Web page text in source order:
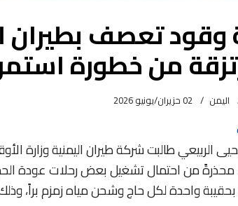
وقود تعصف بطيران
من خطورة
اليمن 02 حزيران/يونيو 2026
الربيعي طالبت شركة طيران اليمنية وزارة
بحقيبة واحدة لكل حاج وشحن مياه زمزم براً،